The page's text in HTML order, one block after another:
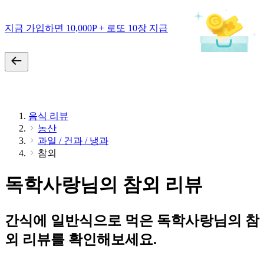
지금 가입하면 10,000P + 로또 10장 지급
음식 리뷰
농산
과일 / 건과 / 냉과
참외
독학사랑님의 참외 리뷰
간식에 일반식으로 먹은 독학사랑님의 참
외 리뷰를 확인해보세요.